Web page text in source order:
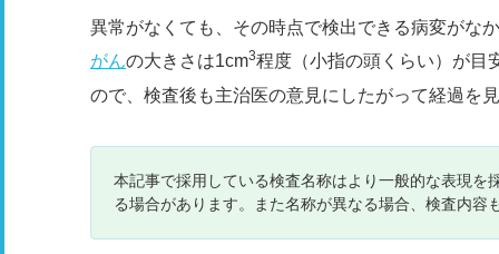
異常がなくても、その時点で検出できる病変がな
がんの大きさは1cm3程度（小指の頭くらい）が目
ので、検査後も主治医の意見にしたがって経過を
本記事で採用している検査名称はより一般的な表現
る場合があります。また名称が異なる場合、検査内容